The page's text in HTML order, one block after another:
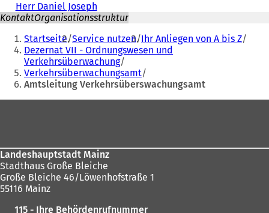
Herr Daniel Joseph
KontaktOrganisationsstruktur
Sie
befinden
sich
hier:
Startseite Service nutzen Ihr Anliegen von A bis Z
Dezernat VII - Ordnungswesen und
Verkehrsüberwachung
Verkehrsüberwachungsamt
Amtsleitung Verkehrsüberswachungsamt
Landeshauptstadt Mainz
Stadthaus Große Bleiche
Große Bleiche 46/Löwenhofstraße 1
55116 Mainz
115 - Ihre Behördenrufnummer